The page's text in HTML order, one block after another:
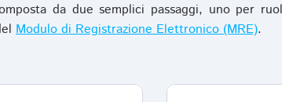
da due semplici passaggi, uno per
Modulo di Registrazione Elettronico (MRE).